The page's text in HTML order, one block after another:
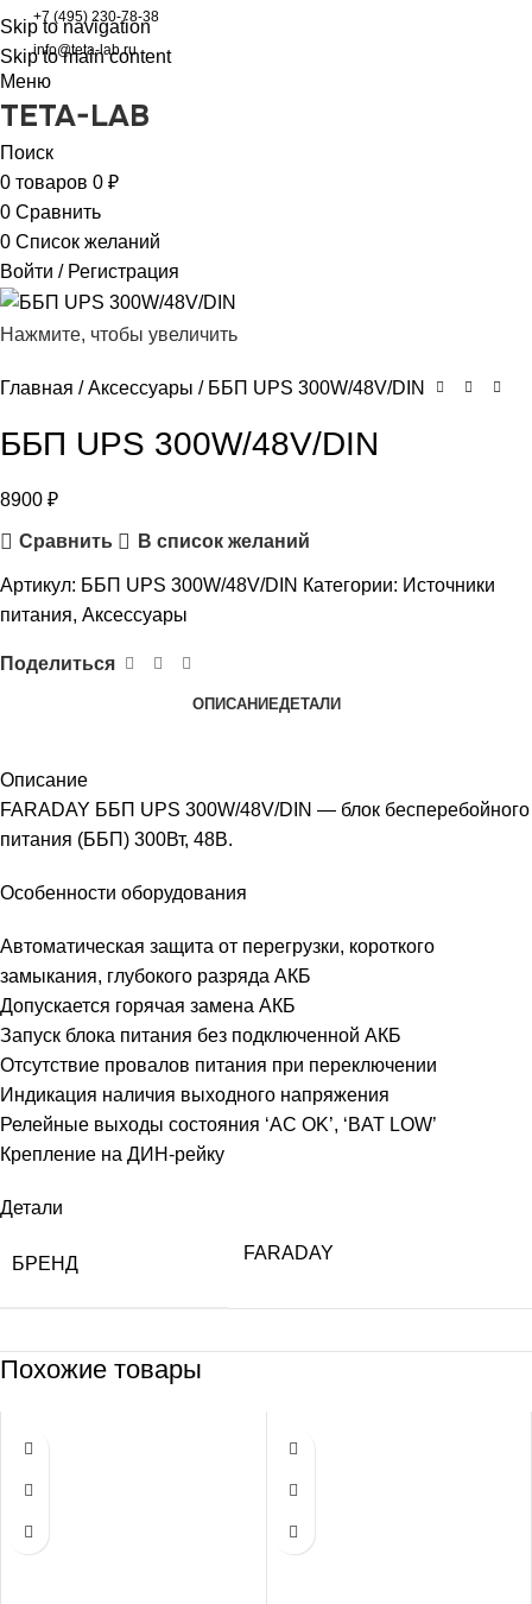
Skip to navigation
Skip to main content
+7 (495) 230-78-38
info@teta-lab.ru
Меню
TETA-LAB
Поиск
0 товаров 0 ₽
0 Сравнить
0 Список желаний
Войти / Регистрация
Нажмите, чтобы увеличить
Главная Аксессуары ББП UPS 300W/48V/DIN
ББП UPS 300W/48V/DIN
8900 ₽
Сравнить В список желаний
Артикул: ББП UPS 300W/48V/DIN Категории: Источники
питания, Аксессуары
Поделиться
ОПИСАНИЕДЕТАЛИ
Описание
FARADAY ББП UPS 300W/48V/DIN — блок бесперебойного
питания (ББП) 300Вт, 48В.
Особенности оборудования
Автоматическая защита от перегрузки, короткого
замыкания, глубокого разряда АКБ
Допускается горячая замена АКБ
Запуск блока питания без подключенной АКБ
Отсутствие провалов питания при переключении
Индикация наличия выходного напряжения
Релейные выходы состояния ‘AC OK’, ‘BAT LOW’
Крепление на ДИН-рейку
Детали
БРЕНД
FARADAY
Похожие товары